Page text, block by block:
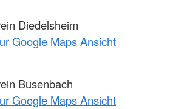
Diedelsheim
Google Maps Ansicht
Busenbach
Google Maps Ansicht